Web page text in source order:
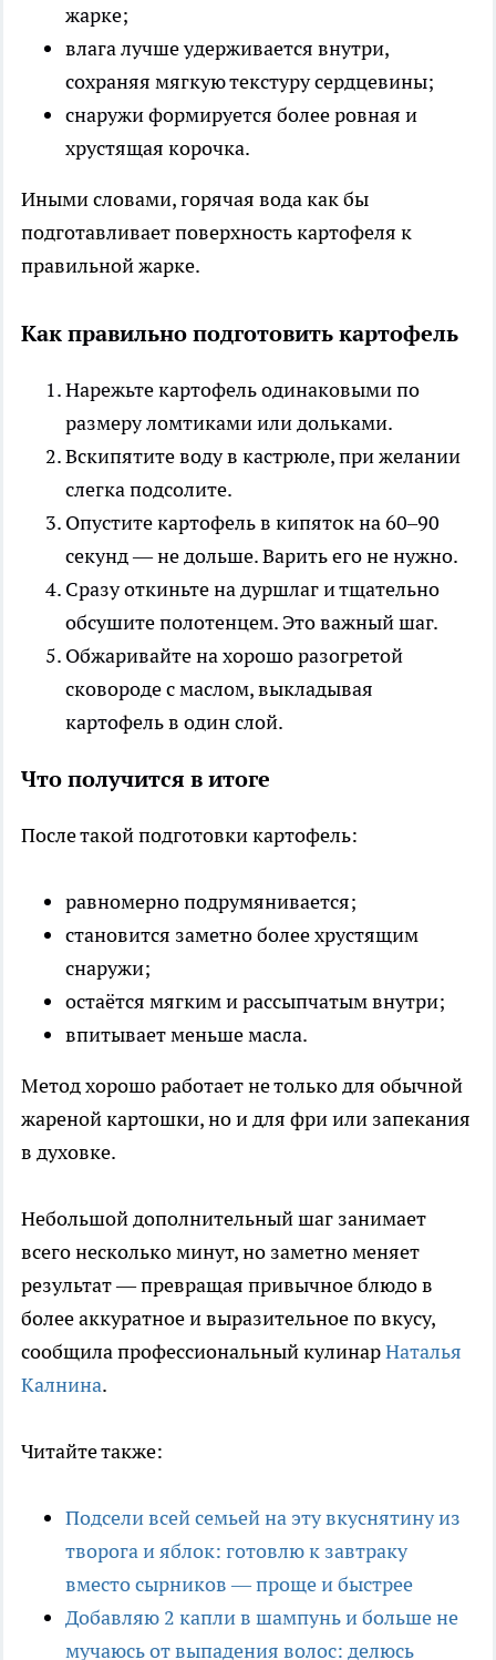
жарке;
влага лучше удерживается внутри,
сохраняя мягкую текстуру сердцевины;
снаружи формируется более ровная и
хрустящая корочка.
Иными словами, горячая вода как бы
подготавливает поверхность картофеля к
правильной жарке.
Как правильно подготовить картофель
Нарежьте картофель одинаковыми по
размеру ломтиками или дольками.
Вскипятите воду в кастрюле, при желании
слегка подсолите.
Опустите картофель в кипяток на 60–90
секунд — не дольше. Варить его не нужно.
Сразу откиньте на дуршлаг и тщательно
обсушите полотенцем. Это важный шаг.
Обжаривайте на хорошо разогретой
сковороде с маслом, выкладывая
картофель в один слой.
Что получится в итоге
После такой подготовки картофель:
равномерно подрумянивается;
становится заметно более хрустящим
снаружи;
остаётся мягким и рассыпчатым внутри;
впитывает меньше масла.
Метод хорошо работает не только для обычной
жареной картошки, но и для фри или запекания
в духовке.
Небольшой дополнительный шаг занимает
всего несколько минут, но заметно меняет
результат — превращая привычное блюдо в
более аккуратное и выразительное по вкусу,
сообщила профессиональный кулинарНаталья
Калнина.
Читайте также:
Подсели всей семьей на эту вкуснятину из
творога и яблок: готовлю к завтраку
вместо сырников — проще и быстрее
Добавляю 2 капли в шампунь и больше не
мучаюсь от выпадения волос: делюсь